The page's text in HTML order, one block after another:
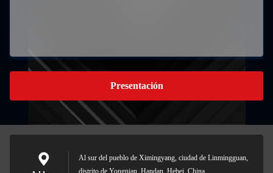
Presentación
Al sur del pueblo de Ximingyang, ciudad de Linmingguan,
distrito de Yongnian, Handan, Hebei, China